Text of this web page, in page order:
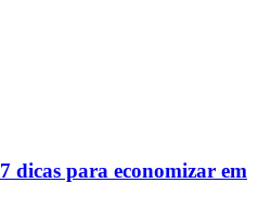
dicas para economizar em